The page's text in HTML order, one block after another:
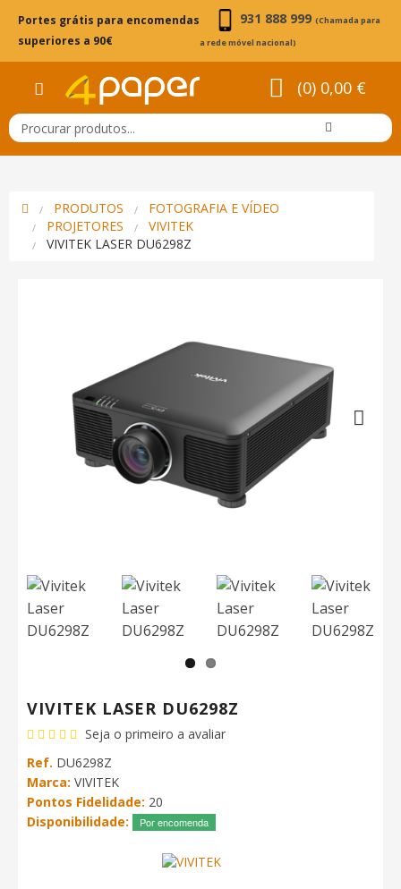
Portes grátis para encomendas
superiores a 90€
931 888 999 (Chamada para
a rede móvel nacional)
(0) 0,00 €
PRODUTOS
FOTOGRAFIA E VÍDEO
PROJETORES
VIVITEK
VIVITEK LASER DU6298Z
VIVITEK LASER DU6298Z
Seja o primeiro a avaliar
Ref. DU6298Z
Marca: VIVITEK
Pontos Fidelidade: 20
Disponibilidade:
Por encomenda